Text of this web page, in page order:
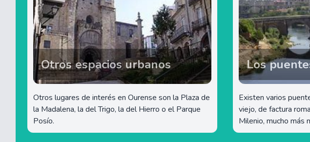
Otros espacios urbanos
Otros lugares de interés en Ourense son la Plaza de
la Madalena, la del Trigo, la del Hierro o el Parque
Posío.
Los
Existen varios
viejo, de factura
Milenio, mucho más